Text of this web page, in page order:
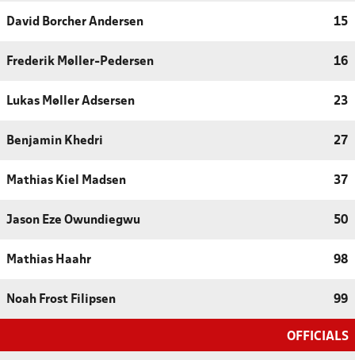
David Borcher Andersen 15
Frederik Møller-Pedersen 16
Lukas Møller Adsersen 23
Benjamin Khedri 27
Mathias Kiel Madsen 37
Jason Eze Owundiegwu 50
Mathias Haahr 98
Noah Frost Filipsen 99
OFFICIALS